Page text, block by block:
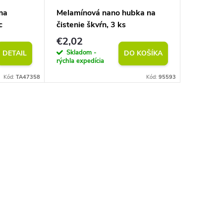
DETAIL
Kód: TA47358
Melamínová nano hubka na
čistenie škvŕn, 3 ks
€2,02
Skladom -
rýchla expedícia
DO KOŠÍKA
Kód: 95593